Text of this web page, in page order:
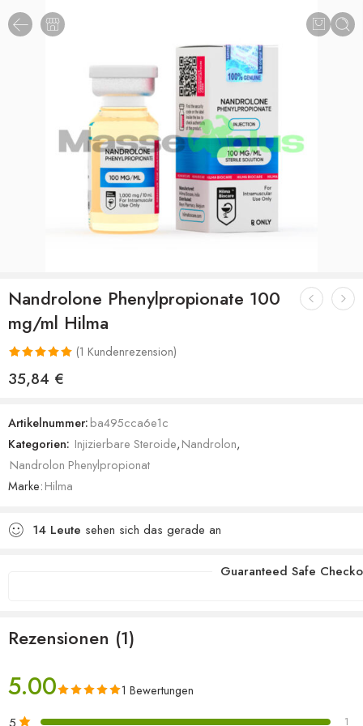
Nandrolone Phenylpropionate 100
mg/ml Hilma
Bewertet mit
5.00
auf
1
Kundenbewertung
(1 Kundenrezension)
35,84 €
Artikelnummer:ba495cca6e1c
Kategorien: Injizierbare Steroide,Nandrolon,
Nandrolon Phenylpropionat
Marke:Hilma
14 Leute sehen sich das gerade an
Guaranteed Safe
Rezensionen (1)
5.00 1 Bewertungen
1